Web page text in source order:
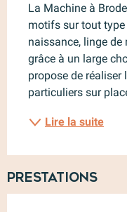
La Machine à
motifs sur tout
naissance, linge de
grâce à un large
propose de
particuliers sur
Lire la suite
Prestations